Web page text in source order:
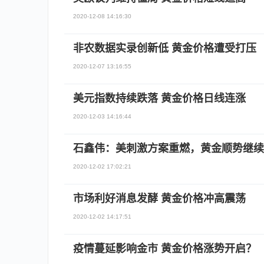
2020-12-08 14:16:30
非农数据实录创新低 黄金价格遭受打压
2020-12-07 13:16:55
美元指数持续跌落 黄金价格日线连涨
2020-12-03 14:16:44
石鑫伟：美刺激方案重燃，黄金顺势继
2020-12-02 17:02:21
市场利好消息发酵 黄金价格冲高震荡
2020-12-02 14:17:51
疫情蔓延影响金市 黄金价格涨势开启？